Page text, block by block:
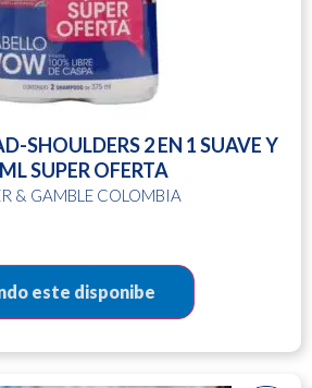
SHOULDERS 2 EN 1 SUAVE Y
SUPER OFERTA
& GAMBLE COLOMBIA